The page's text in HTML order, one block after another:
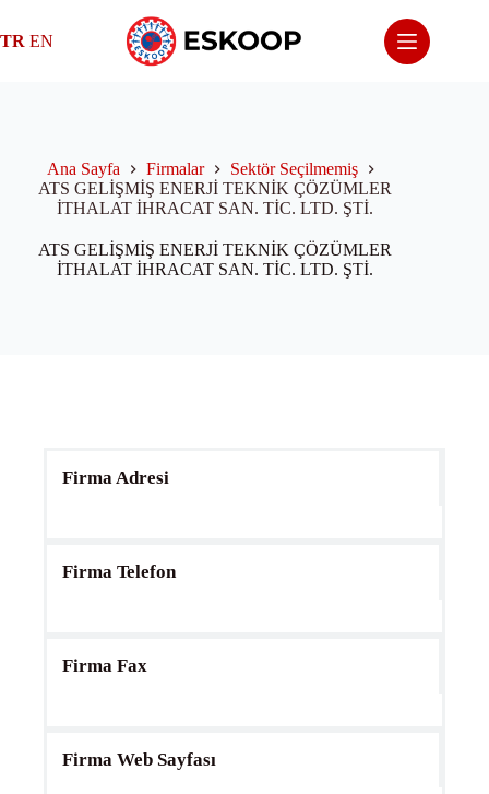
content
TR EN
Ana Sayfa Firmalar
Sektör Seçilmemiş
ATS GELİŞMİŞ ENERJİ TEKNİK ÇÖZÜMLER
İTHALAT İHRACAT SAN. TİC. LTD. ŞTİ.
ATS GELİŞMİŞ ENERJİ TEKNİK ÇÖZÜMLER
İTHALAT İHRACAT SAN. TİC. LTD. ŞTİ.
Firma Adresi
Firma Telefon
Firma Fax
Firma Web Sayfası